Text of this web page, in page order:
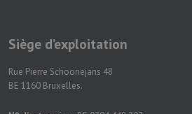
Siège d’exploitation
Rue Pierre Schoonejans 48
BE 1160 Bruxelles.